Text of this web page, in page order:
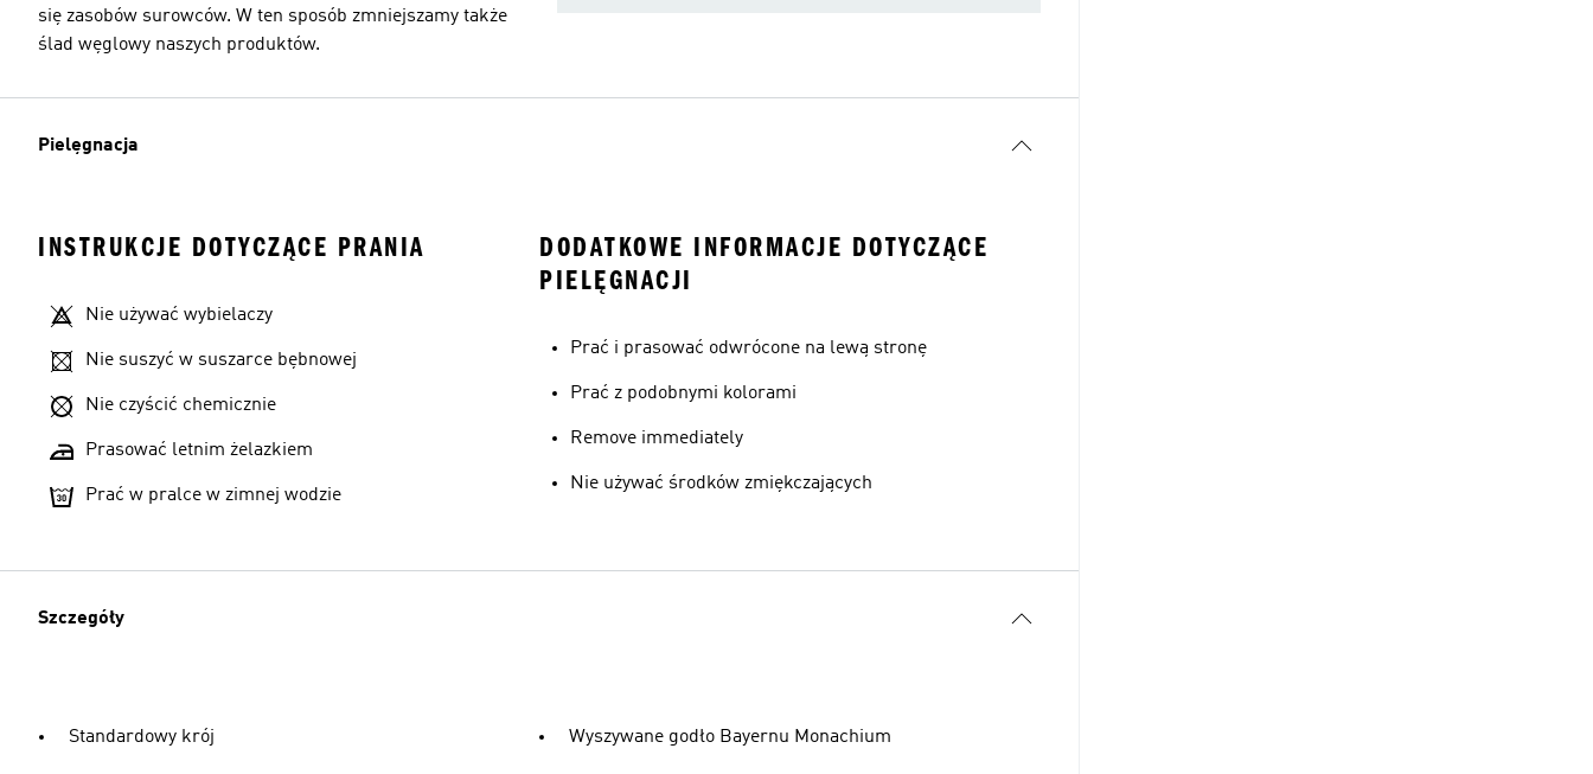
się zasobów surowców. W ten sposób zmniejszamy także
ślad węglowy naszych produktów.
Pielęgnacja
INSTRUKCJE DOTYCZĄCE PRANIA
Nie używać wybielaczy
Nie suszyć w suszarce bębnowej
Nie czyścić chemicznie
Prasować letnim żelazkiem
Prać w pralce w zimnej wodzie
DODATKOWE INFORMACJE DOTYCZĄCE
PIELĘGNACJI
Prać i prasować odwrócone na lewą stronę
Prać z podobnymi kolorami
Remove immediately
Nie używać środków zmiękczających
Szczegóły
Standardowy krój Wyszywane godło Bayernu Monachium